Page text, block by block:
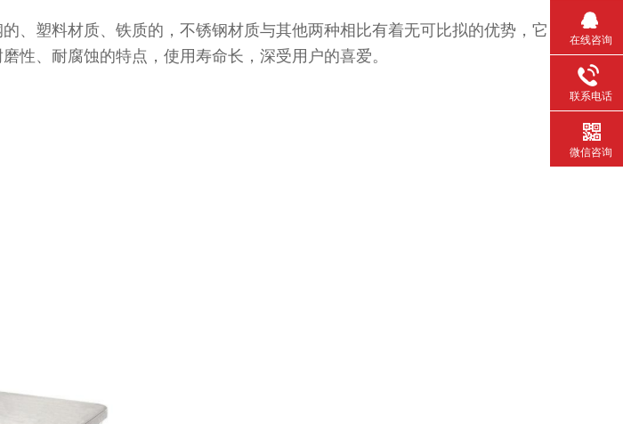
、塑料材质、铁质的，不锈钢材质与其他两种相比有着无可比拟的优势，它
性、耐腐蚀的特点，使用寿命长，深受用户的喜爱。
在线咨询
联系电话
微信咨询